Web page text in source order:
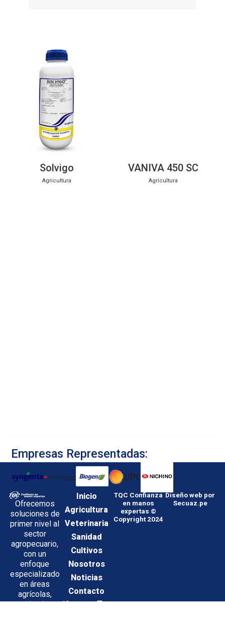
Solvigo
Agricultura
VANIVA 450 SC
Agricultura
Empresas Representadas:
Ofrecemos
soluciones de
primer nivel al
sector
agropecuario,
con un
enfoque
especializado
en áreas
agrícolas,
veterinarias y
Inicio
Agricultura
Veterinaria
Sanidad
Cultivos
Nosotros
Noticias
Contacto
TQC Confianza
en manos
expertas ©
Copyright 2024
Diseño web por
Secuaz.pe